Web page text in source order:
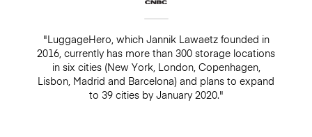
"LuggageHero, which Jannik Lawaetz founded in
2016, currently has more than 300 storage locations
in six cities (New York, London, Copenhagen,
Lisbon, Madrid and Barcelona) and plans to expand
to 39 cities by January 2020."